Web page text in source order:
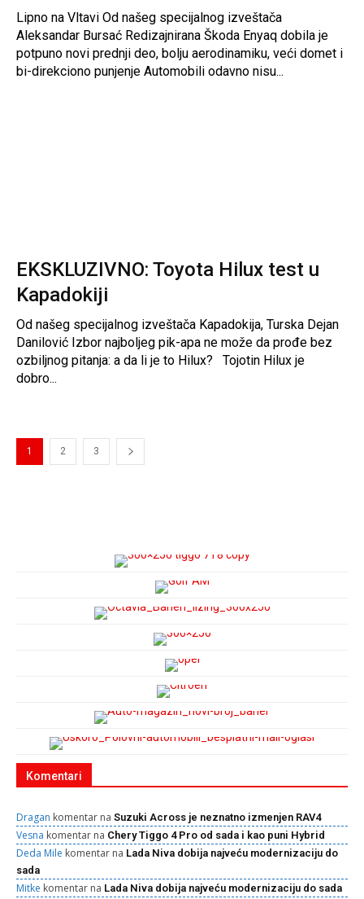
Lipno na Vltavi Od našeg specijalnog izveštača
Aleksandar Bursać Redizajnirana Škoda Enyaq dobila je
potpuno novi prednji deo, bolju aerodinamiku, veći domet i
bi-direkciono punjenje Automobili odavno nisu...
EKSKLUZIVNO: Toyota Hilux test u
Kapadokiji
Od našeg specijalnog izveštača Kapadokija, Turska Dejan
Danilović Izbor najboljeg pik-apa ne može da prođe bez
ozbiljnog pitanja: a da li je to Hilux? Tojotin Hilux je
dobro...
1 2 3
Komentari
Dragan komentar na Suzuki Across je neznatno izmenjen RAV4
Vesna komentar na Chery Tiggo 4 Pro od sada i kao puni Hybrid
Deda Mile komentar na Lada Niva dobija najveću modernizaciju do
sada
Mitke komentar na Lada Niva dobija najveću modernizaciju do sada